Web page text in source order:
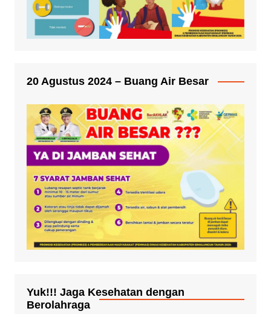
20 Agustus 2024 – Buang Air Besar
Yuk!!! Jaga Kesehatan dengan
Berolahraga